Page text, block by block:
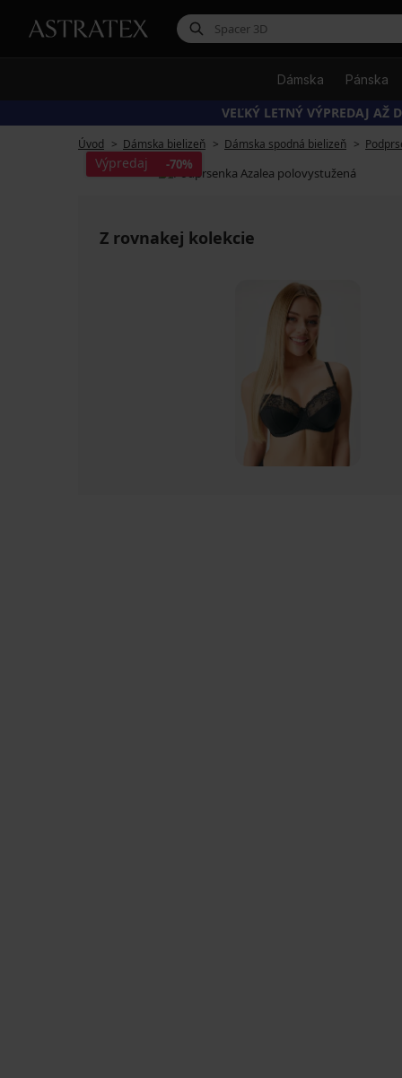
Dámska Pánska
VEĽKÝ LETNÝ VÝPREDAJ AŽ
Úvod Dámska bielizeň Dámska spodná bielizeň
Výpredaj -70%
Z rovnakej kolekcie